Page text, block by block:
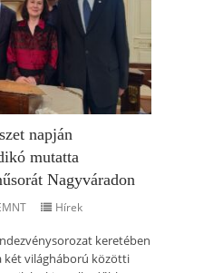
napján
mutatta
Nagyváradon
Hírek
keretében
két világháború közötti